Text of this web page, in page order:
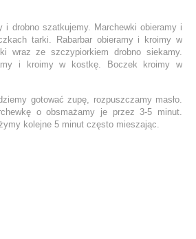
i drobno szatkujemy. Marchewki obieramy i
tarki. Rabarbar obieramy i kroimy w
wraz ze szczypiorkiem drobno siekamy.
i kroimy w kostkę. Boczek kroimy w
gotować zupę, rozpuszczamy masło.
o obsmażamy je przez 3-5 minut.
kolejne 5 minut często mieszając.